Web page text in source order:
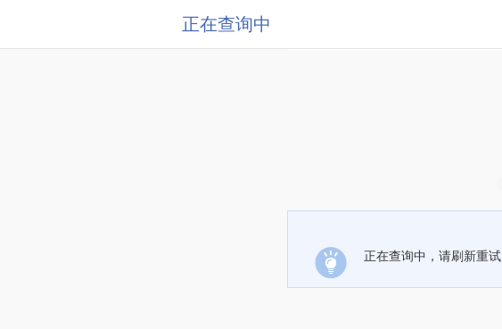
正在查询中
正在查询中，请刷新重试